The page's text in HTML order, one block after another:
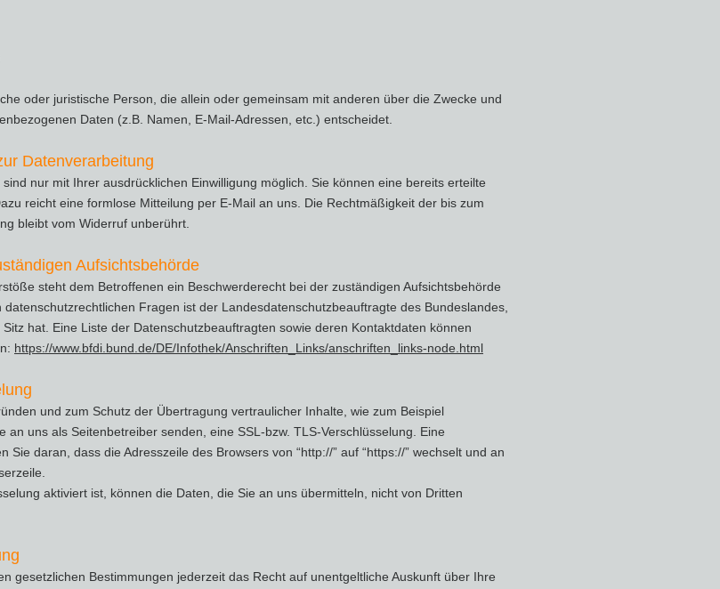
oder juristische Person, die allein oder gemeinsam mit anderen über die Zwecke und
Daten (z.B. Namen, E-Mail-Adressen, etc.) entscheidet.
Datenverarbeitung
nur mit Ihrer ausdrücklichen Einwilligung möglich. Sie können eine bereits erteilte
reicht eine formlose Mitteilung per E-Mail an uns. Die Rechtmäßigkeit der bis zum
bleibt vom Widerruf unberührt.
Aufsichtsbehörde
steht dem Betroffenen ein Beschwerderecht bei der zuständigen Aufsichtsbehörde
Fragen ist der Landesdatenschutzbeauftragte des Bundeslandes,
hat. Eine Liste der Datenschutzbeauftragten sowie deren Kontaktdaten können
https://www.bfdi.bund.de/DE/Infothek/Anschriften_Links/anschriften_links-node.html
und zum Schutz der Übertragung vertraulicher Inhalte, wie zum Beispiel
an uns als Seitenbetreiber senden, eine SSL-bzw. TLS-Verschlüsselung. Eine
Sie daran, dass die Adresszeile des Browsers von “http://” auf “https://” wechselt und an
aktiviert ist, können die Daten, die Sie an uns übermitteln, nicht von Dritten
gesetzlichen Bestimmungen jederzeit das Recht auf unentgeltliche Auskunft über Ihre